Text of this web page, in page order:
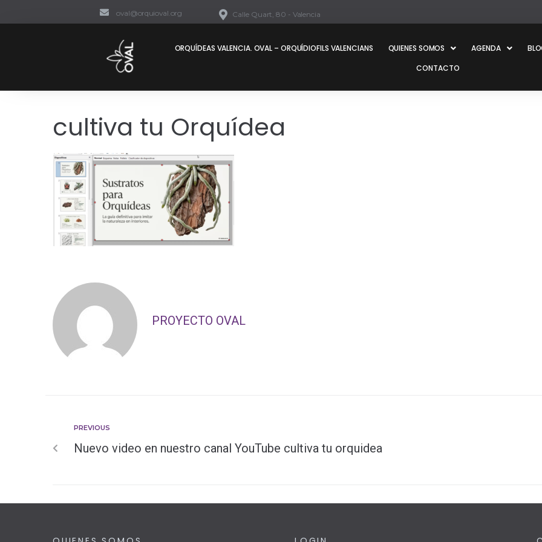
oval@orquioval.org Calle Quart, 80 - Valencia
ORQUÍDEAS VALENCIA. OVAL – ORQUÍDIOFILS VALENCIANS QUIENES SOMOS AGENDA
CONTACTO
cultiva tu Orquídea
PROYECTO OVAL
PREVIOUS
Nuevo video en nuestro canal YouTube cultiva tu orquidea